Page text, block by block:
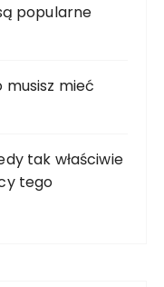
popularne
musisz mieć
tak właściwie
tego